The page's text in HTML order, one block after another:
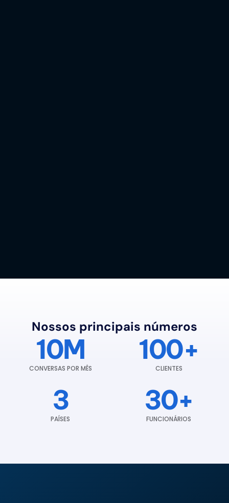
Nossos principais números
10M
CONVERSAS POR MÊS
100+
CLIENTES
3
PAÍSES
30+
FUNCIONÁRIOS